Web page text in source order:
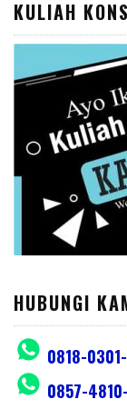
KULIAH
HUBUNGI
0818-
0857-